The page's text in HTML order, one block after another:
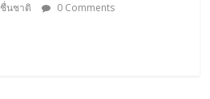
นชาติ 0 Comments